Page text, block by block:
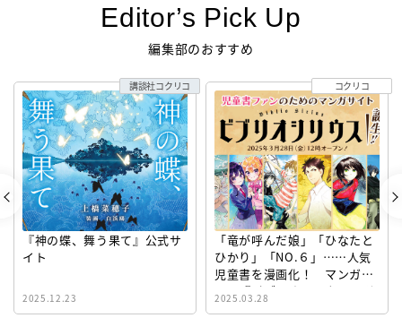
Editor’s Pick Up
編集部のおすすめ
『神の蝶、舞う果て』公式サ
イト
2025.12.23
講談社コクリコ
「竜が呼んだ娘」「ひなたと
ひかり」「NO.６」……人気
児童書を漫画化！ マンガサ
イト『ビブリオシリウス』誕
生！
2025.03.28
コクリコ